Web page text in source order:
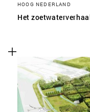
HOOG NEDERLAND
Het